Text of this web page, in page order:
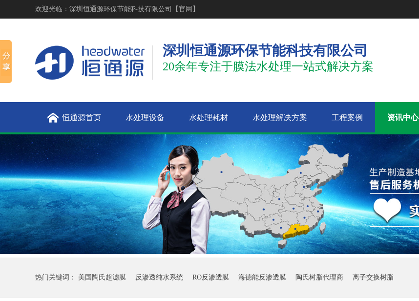
欢迎光临：深圳恒通源环保节能科技有限公司【官网】
深圳恒通源环保节能科技有限公司
20余年专注于膜法水处理一站式解决方案
恒通源首页 水处理设备 水处理耗材 水处理解决方案 工程案例 资讯中心
热门关键词： 美国陶氏超滤膜 反渗透纯水系统 RO反渗透膜 海德能反渗透膜 陶氏树脂代理商 离子交换树脂